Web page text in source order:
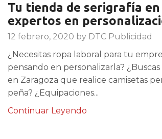
Tu tienda de serigrafía en
expertos en
12 febrero, 2020 by DTC Publicidad
¿Necesitas ropa laboral para tu
pensando en personalizarla?
en Zaragoza que realice camisetas
peña? ¿Equipaciones...
Continuar Leyendo